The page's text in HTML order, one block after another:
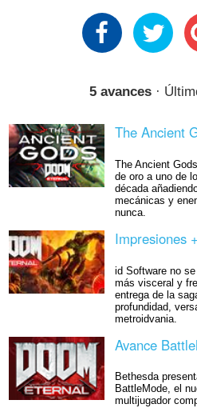
5 avances·
The Ancient
The Ancient
de oro a uno de
década
mecánicas y
nunca.
Impresiones
id Software no
más visceral y
entrega de la
profundidad,
metroidvania.
Avance
Bethesda
BattleMode, el
multijugador